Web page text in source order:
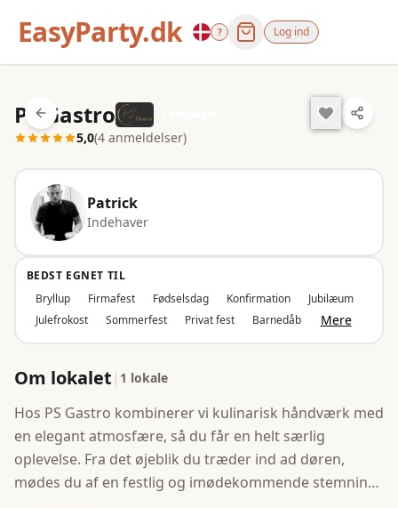
EasyParty.dk ? Log ind
PS Gastro
5,0(4 anmeldelser)
Patrick
Indehaver
BEDST EGNET TIL
Bryllup
Firmafest Fødselsdag Konfirmation
Jubilæum
Julefrokost
Sommerfest Privat fest Barnedåb Mere
Om lokalet | 1 lokale
Hos PS Gastro kombinerer vi kulinarisk håndværk med
en elegant atmosfære, så du får en helt særlig
oplevelse. Fra det øjeblik du træder ind ad døren,
mødes du af en festlig og imødekommende stemning,